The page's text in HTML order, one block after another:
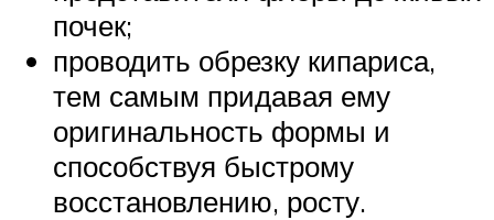
почек;
проводить обрезку кипариса,
тем самым придавая ему
оригинальность формы и
способствуя быстрому
восстановлению, росту.